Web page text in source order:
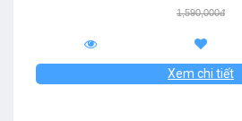
1,590,000đ
Xem chi tiết